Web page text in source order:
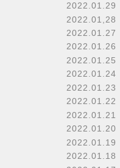
2022.01.29
2022.01,28
2022.01.27
2022.01.26
2022.01.25
2022.01.24
2022.01.23
2022.01.22
2022.01.21
2022.01.20
2022.01.19
2022.01.18